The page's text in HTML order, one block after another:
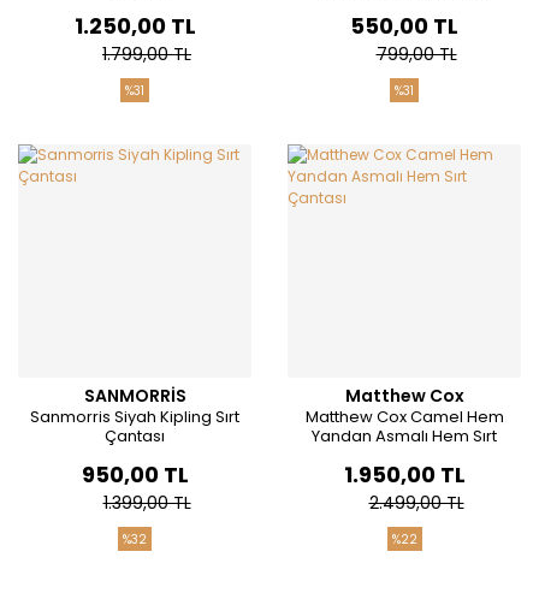
1.250,00 TL
1.799,00 TL
%31
550,00 TL
799,00 TL
%31
SANMORRİS
Sanmorris Siyah Kipling Sırt
Çantası
950,00 TL
1.399,00 TL
%32
Matthew Cox
Matthew Cox Camel Hem
Yandan Asmalı Hem Sırt
1.950,00 TL
2.499,00 TL
%22